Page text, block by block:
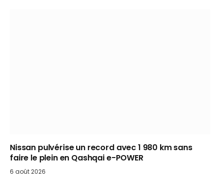
Nissan pulvérise un record avec 1 980 km sans
faire le plein en Qashqai e-POWER
6 août 2026